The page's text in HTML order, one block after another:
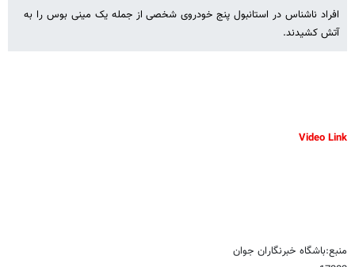
افراد ناشناس در استانبول پنج خودروی شخصی از جمله یک مینی بوس را به
آتش کشیدند.
Video Link
منبع:باشگاه خبرنگاران جوان